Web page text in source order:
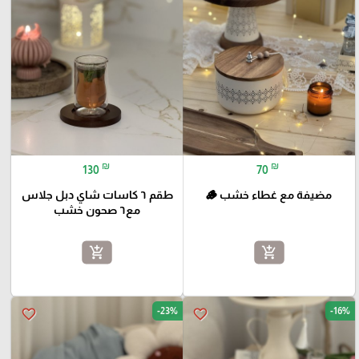
70 ₪
مضيفة مع غطاء خشب 🪵
add_shopping_cart
130 ₪
طقم ٦ كاسات شاي دبل جلاس
مع٦ صحون خشب
add_shopping_cart
favorite_border -16%
favorite_border -23%